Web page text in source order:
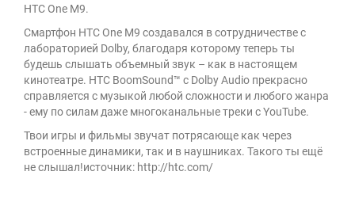
HTC One M9.
Смартфон HTC One M9 создавался в сотрудничестве с
лабораторией Dolby, благодаря которому теперь ты
будешь слышать объемный звук – как в настоящем
кинотеатре. HTC BoomSound™ с Dolby Audio прекрасно
справляется с музыкой любой сложности и любого жанра
- ему по силам даже многоканальные треки с YouTube.
Твои игры и фильмы звучат потрясающе как через
встроенные динамики, так и в наушниках. Такого ты ещё
не слышал!источник: http://htc.com/